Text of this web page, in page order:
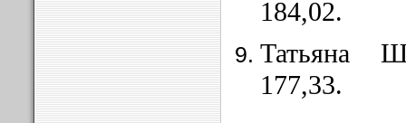
184,02.
Татьяна
177,33.